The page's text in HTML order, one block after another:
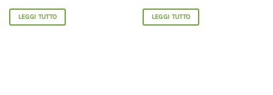
LEGGI TUTTO LEGGI TUTTO